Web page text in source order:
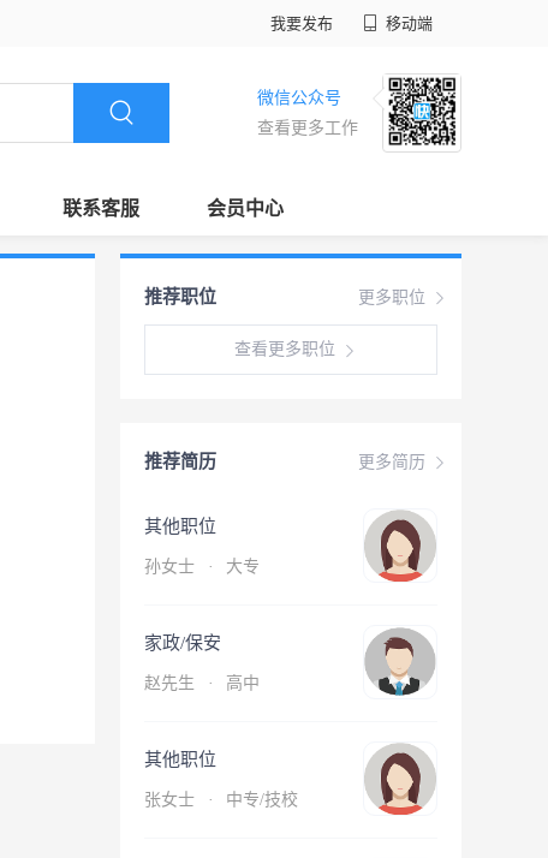
我要发布 移动端
微信公众号
查看更多工作
联系客服 会员中心
更多职位
推荐职位
查看更多职位
更多简历
推荐简历
其他职位
孙女士 · 大专
家政/保安
赵先生 · 高中
其他职位
张女士 · 中专/技校